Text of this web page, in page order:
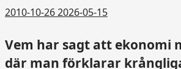
2010-10-262026-05-15
Vem har sagt att ekonomi
där man förklarar